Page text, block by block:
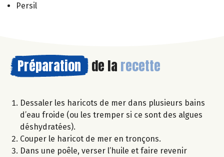
Persil
Préparation de la recette
Dessaler les haricots de mer dans plusieurs bains
d’eau froide (ou les tremper si ce sont des algues
déshydratées).
Couper le haricot de mer en tronçons.
Dans une poêle, verser l’huile et faire revenir